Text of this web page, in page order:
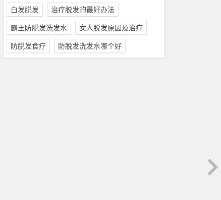
白发脱发 治疗脱发的最好办法
霸王防脱发洗发水 女人脱发原因及治疗
防脱发食疗 防脱发洗发水哪个好